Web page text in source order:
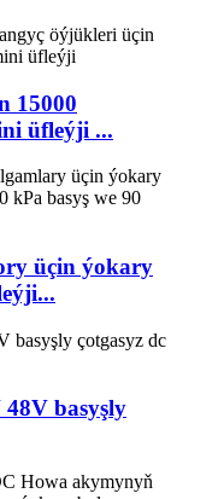
15000
üfleýji ...
üçin ýokary
basyşly